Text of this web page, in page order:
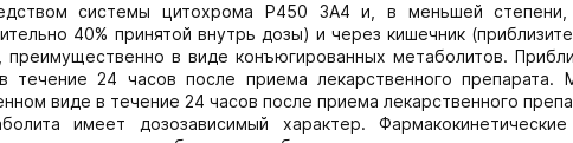
системы цитохрома Р450 3А4 и, в меньшей
40% принятой внутрь дозы) и через кишечник
в виде конъюгированных метаболитов.
течение 24 часов после приема лекарственного препарата.
виде в течение 24 часов после приема лекарственного
имеет дозозависимый характер.